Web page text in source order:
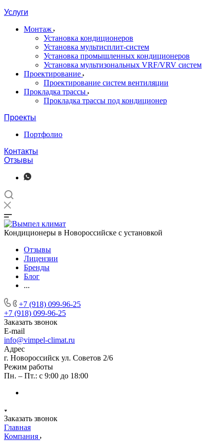
Услуги
Монтаж
Установка кондиционеров
Установка мультисплит-систем
Установка промышленных кондиционеров
Установка мультизональных VRF/VRV систем
Проектирование
Проектирование систем вентиляции
Прокладка трассы
Прокладка трассы под кондиционер
Проекты
Портфолио
Контакты
Отзывы
Кондиционеры в Новороссийске с установкой
Отзывы
Лицензии
Бренды
Блог
...
+7 (918) 099-96-25
+7 (918) 099-96-25
Заказать звонок
E-mail
info@vimpel-climat.ru
Адрес
г. Новороссийск ул. Советов 2/6
Режим работы
Пн. – Пт.: с 9:00 до 18:00
Заказать звонок
Главная
Компания